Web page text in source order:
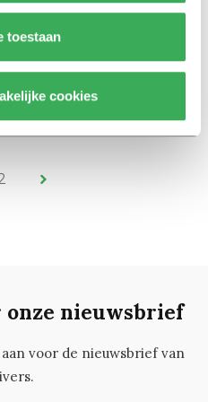
toestaan
cookies
in Den Haag tegen
en collegegeld-in-
nieuwsbrief
voor de nieuwsbrief van